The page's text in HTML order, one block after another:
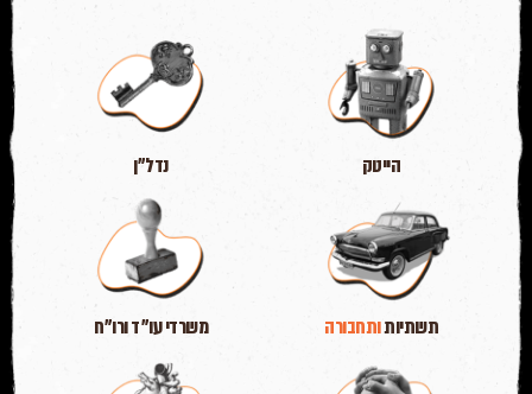
הייטק נדל״ן
תשתיותותחבורה משרדיעו״ד ורו״ח